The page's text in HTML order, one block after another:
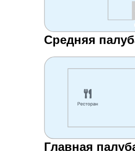
Средняя
Главная